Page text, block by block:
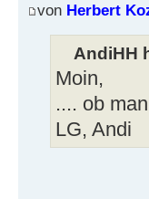
von Herbert
AndiHH
Moin,
.... ob
LG, Andi